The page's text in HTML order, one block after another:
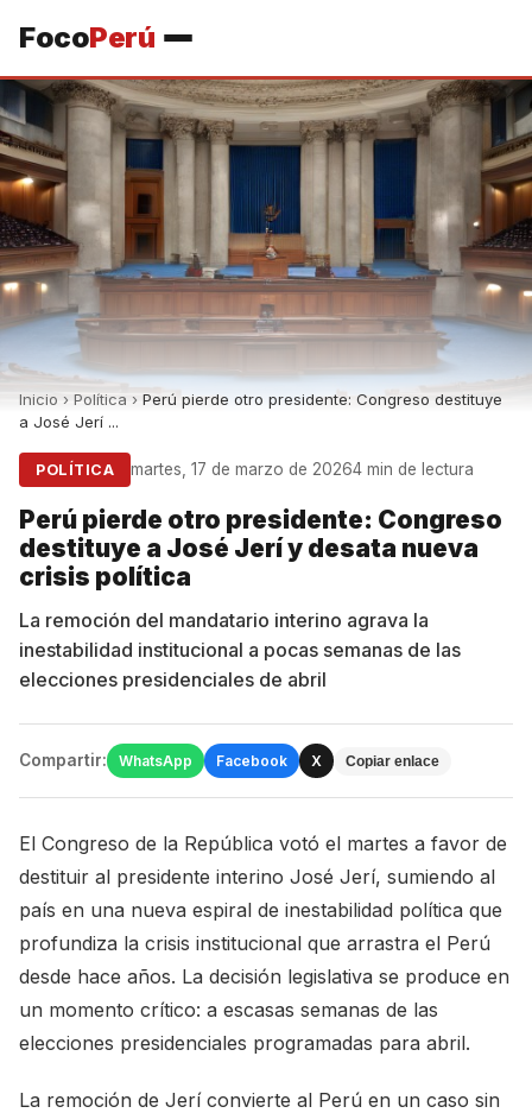
FocoPerú
Inicio › Política › Perú pierde otro presidente: Congreso destituye
a José Jerí ...
POLÍTICA martes, 17 de marzo de 20264 min de lectura
Perú pierde otro presidente: Congreso
destituye a José Jerí y desata nueva
crisis política
La remoción del mandatario interino agrava la
inestabilidad institucional a pocas semanas de las
elecciones presidenciales de abril
Compartir: WhatsApp Facebook X Copiar enlace
El Congreso de la República votó el martes a favor de
destituir al presidente interino José Jerí, sumiendo al
país en una nueva espiral de inestabilidad política que
profundiza la crisis institucional que arrastra el Perú
desde hace años. La decisión legislativa se produce en
un momento crítico: a escasas semanas de las
elecciones presidenciales programadas para abril.
La remoción de Jerí convierte al Perú en un caso sin